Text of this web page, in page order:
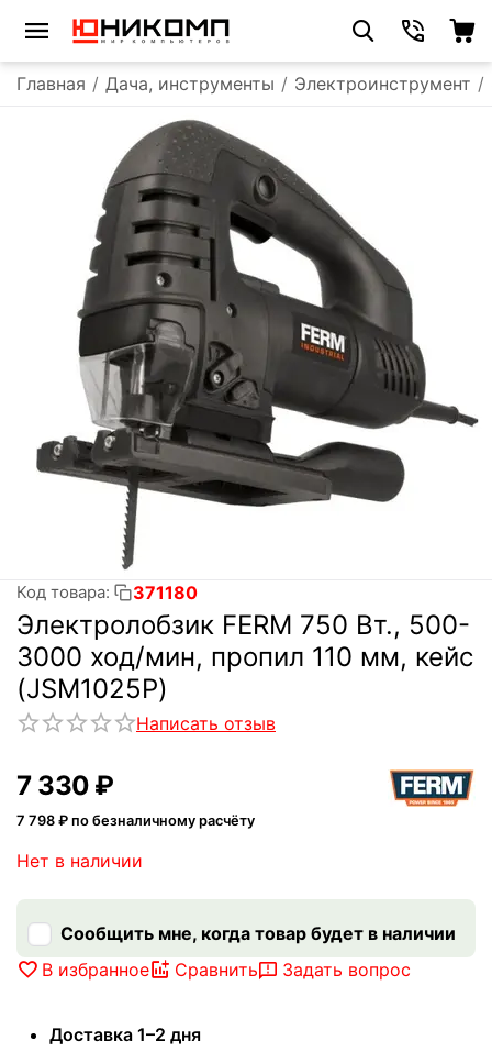
Главная / Дача, инструменты / Электроинструмент /
Код товара: 371180
Электролобзик FERM 750 Вт., 500-
3000 ход/мин, пропил 110 мм, кейс
(JSM1025P)
Написать отзыв
7 330 ₽
7 798 ₽ по безналичному расчёту
Нет в наличии
Сообщить мне, когда товар будет в наличии
В избранное
Сравнить Задать вопрос
Доставка 1–2 дня